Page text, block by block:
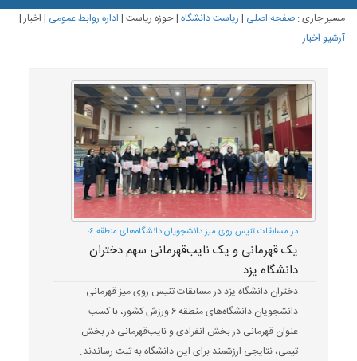
مسیر جاری :صفحه اصلی |ریاست دانشگاه|حوزه ریاست|اداره روابط عمومی |اخبار|
آرشیو اخبار
در مسابقات تنیس روی میز دانشجویان دانشگاه‌های منطقه ۶؛
یک قهرمانی و یک نایب‌قهرمانی سهم دختران
دانشگاه یزد
دختران دانشگاه یزد در مسابقات تنیس روی میز قهرمانی
دانشجویان دانشگاه‌های منطقه ۶ ورزش کشور، با کسب
عنوان قهرمانی در بخش انفرادی و نایب‌قهرمانی در بخش
تیمی، نتایجی ارزشمند برای این دانشگاه به ثبت رساندند.